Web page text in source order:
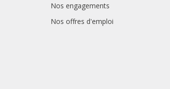
Nos engagements
Nos offres d'emploi